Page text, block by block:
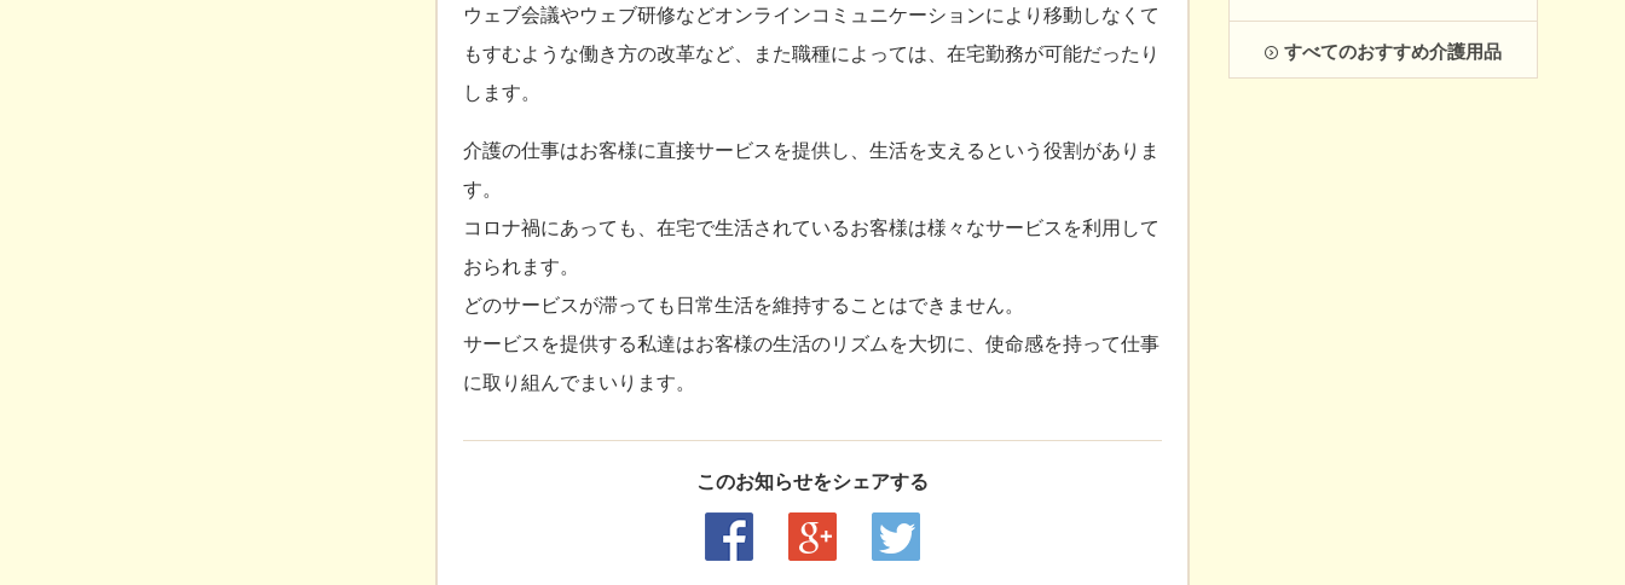
ウェブ会議やウェブ研修などオンラインコミュニケーションにより移動しなくて
もすむような働き方の改革など、また職種によっては、在宅勤務が可能だったり
します。
介護の仕事はお客様に直接サービスを提供し、生活を支えるという役割がありま
す。
コロナ禍にあっても、在宅で生活されているお客様は様々なサービスを利用して
おられます。
どのサービスが滞っても日常生活を維持することはできません。
サービスを提供する私達はお客様の生活のリズムを大切に、使命感を持って仕事
に取り組んでまいります。
このお知らせをシェアする
すべてのおすすめ介護用品